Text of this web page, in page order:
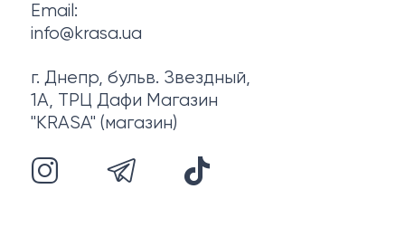
Email:
info@krasa.ua
г. Днепр, бульв. Звездный,
1А, ТРЦ Дафи Магазин
"KRASA" (магазин)